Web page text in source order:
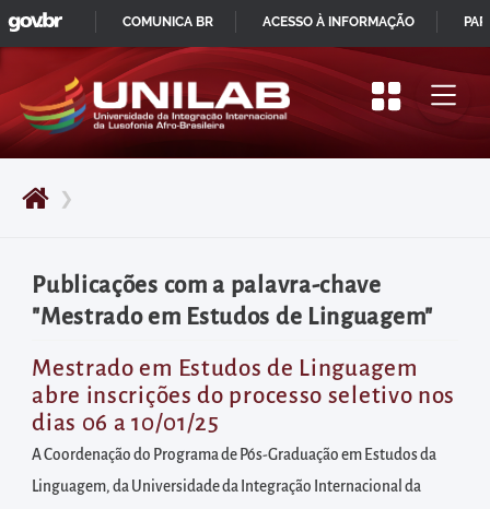
Pular
para
início
do
principal
Acessar
diretamente
o
menu
principal
Acessar
diretamente
❯
Publicações com a palavra-chave
"Mestrado em Estudos de Linguagem"
Mestrado em Estudos de Linguagem
abre inscrições do processo seletivo nos
dias 06 a 10/01/25
A Coordenação do Programa de Pós-Graduação em Estudos da
Linguagem, da Universidade da Integração Internacional da
IR
PARA
CONTEÚDO
GOVBR
COMUNICA BR ACESSO À INFORMAÇÃO